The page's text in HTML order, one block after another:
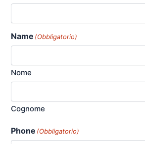
Name (Obbligatorio)
Nome
Cognome
Phone (Obbligatorio)